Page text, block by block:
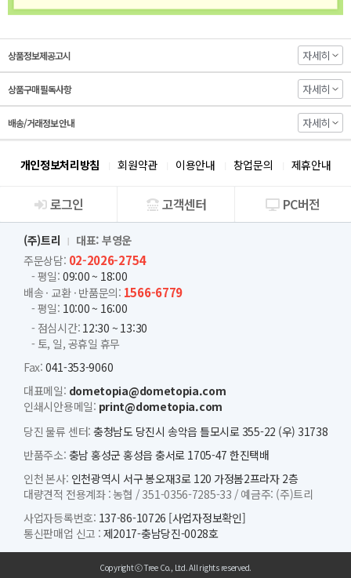
상품정보제공고시 자세히
상품구매 필독사항 자세히
배송/거래정보 안내 자세히
개인정보처리방침 회원약관 이용안내 창업문의 제휴안내
회사소개
로그인 고객센터 PC버전
(주)트리
대표: 부영운
주문상담: 02-2026-2754
- 평일: 09:00 ~ 18:00
배송 · 교환 · 반품문의: 1566-6779
- 평일: 10:00 ~ 16:00
- 점심시간: 12:30 ~ 13:30
- 토, 일, 공휴일 휴무
Fax: 041-353-9060
대표메일: dometopia@dometopia.com
인쇄시안용메일: print@dometopia.com
당진 물류 센터: 충청남도 당진시 송악읍 틀모시로 355-22 (우) 31738
반품주소: 충남 홍성군 홍성읍 충서로 1705-47 한진택배
인천 본사: 인천광역시 서구 봉오재3로 120 가정봄2프라자 2층
대량견적 전용계좌 :농협 / 351-0356-7285-33 / 예금주: (주)트리
사업자등록번호: 137-86-10726 [사업자정보확인]
통신판매업 신고 : 제2017-충남당진-0028호
Copyright ⓒ Tree Co., Ltd. All rights reserved.